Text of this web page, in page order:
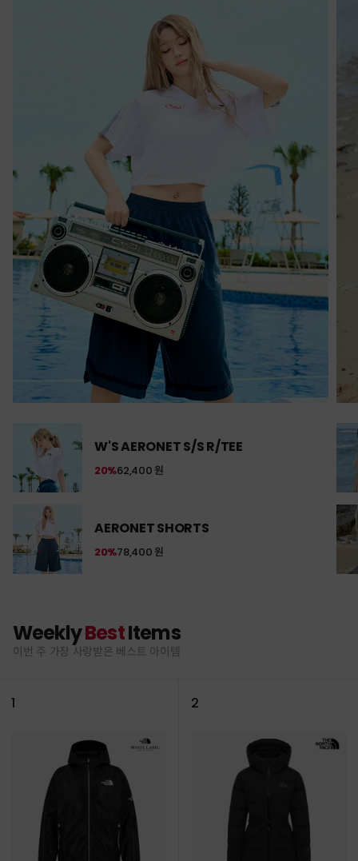
W'S AERONET S/S R/TEE
62,400 원
20%
AERONET SHORTS
78,400 원
20%
WeeklyBestItems
이번 주 가장 사랑받은 베스트 아이템
1 2